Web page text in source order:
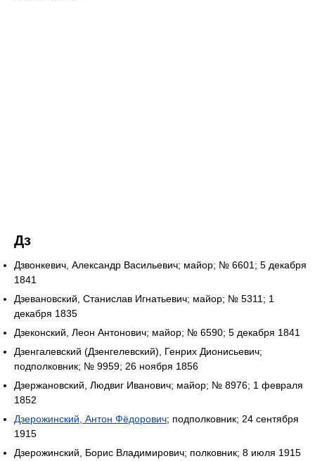
Дз
Дзвонкевич, Александр Васильевич; майор; № 6601; 5 декабря
1841
Дзевановский, Станислав Игнатьевич; майор; № 5311; 1
декабря 1835
Дзеконский, Леон Антонович; майор; № 6590; 5 декабря 1841
Дзенгалевский (Дзенгелевский), Генрих Дионисьевич;
подполковник; № 9959; 26 ноября 1856
Дзержановский, Людвиг Иванович; майор; № 8976; 1 февраля
1852
Дзерожинский, Антон Фёдорович; подполковник; 24 сентября
1915
Дзерожинский, Борис Владимирович; полковник; 8 июля 1915